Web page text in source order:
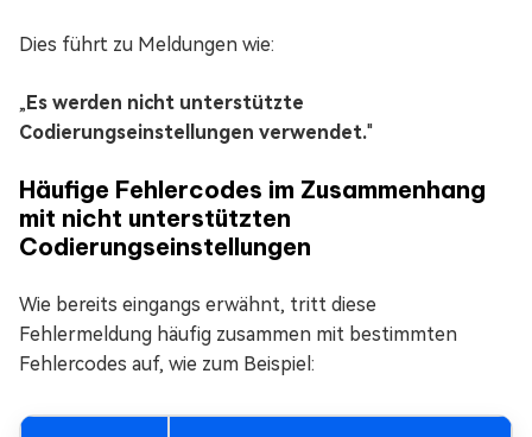
Dies führt zu Meldungen wie:
„ Es werden nicht unterstützte
Codierungseinstellungen verwendet."
Häufige Fehlercodes im Zusammenhang
mit nicht unterstützten
Codierungseinstellungen
Wie bereits eingangs erwähnt, tritt diese
Fehlermeldung häufig zusammen mit bestimmten
Fehlercodes auf, wie zum Beispiel: